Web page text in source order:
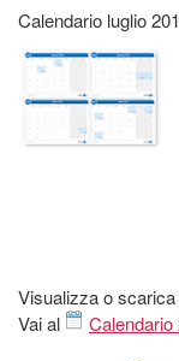
Calendario luglio
Visualizza o
Vai al
Calendario